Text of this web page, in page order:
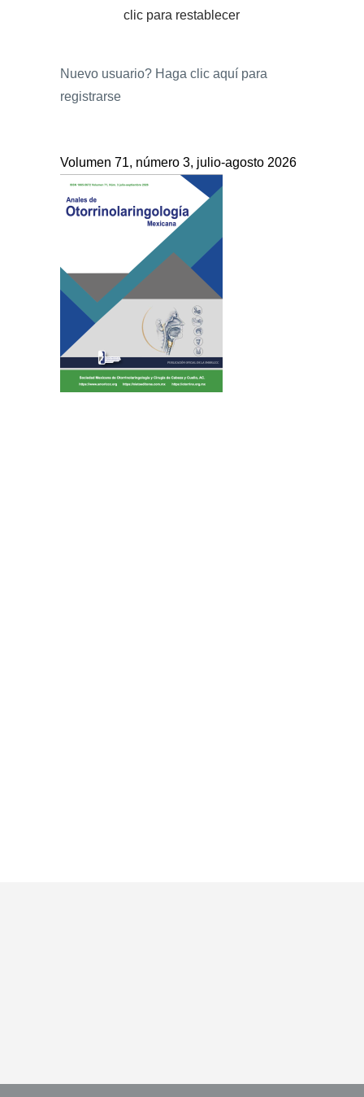
clic para restablecer
Nuevo usuario? Haga clic aquí para
registrarse
Volumen 71, número 3, julio-agosto 2026